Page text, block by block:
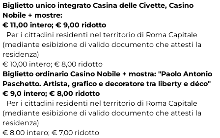
Biglietto unico integrato Casina delle Civette, Casino
Nobile + mostre:
€ 11,00 intero; € 9,00 ridotto
Per i cittadini residenti nel territorio di Roma Capitale
(mediante esibizione di valido documento che attesti la
residenza)
€ 10,00 intero; € 8,00 ridotto
Biglietto ordinario Casino Nobile + mostra: "Paolo Antonio
Paschetto. Artista, grafico e decoratore tra liberty e déco"
€ 9,0 intero; € 8,00 ridotto
Per i cittadini residenti nel territorio di Roma Capitale
(mediante esibizione di valido documento che attesti la
residenza)
€ 8,00 intero; € 7,00 ridotto